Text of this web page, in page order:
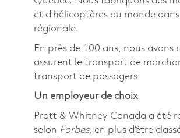
et d’hélicoptères au monde
régionale.
En près de 100 ans, nous
assurent le transport de
transport de passagers.
Un employeur de choix
Pratt & Whitney Canada a été
selon Forbes, en plus d’être